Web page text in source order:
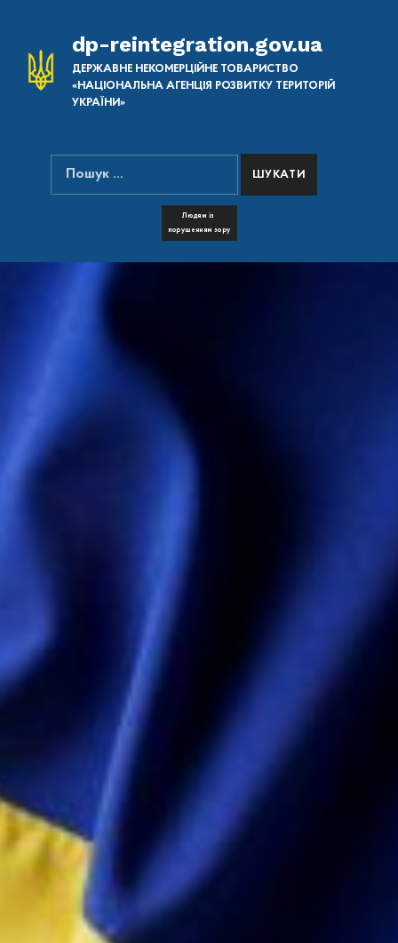
dp-reintegration.gov.ua
ДЕРЖАВНЕ НЕКОМЕРЦІЙНЕ ТОВАРИСТВО
«НАЦІОНАЛЬНА АГЕНЦІЯ РОЗВИТКУ ТЕРИТОРІЙ
УКРАЇНИ»
ПОШУК НА САЙТІ
Пошук:
Людям із
порушенням зору